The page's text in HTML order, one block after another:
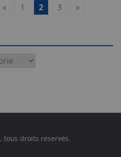
« 1 2 3 »
, tous droits réservés.